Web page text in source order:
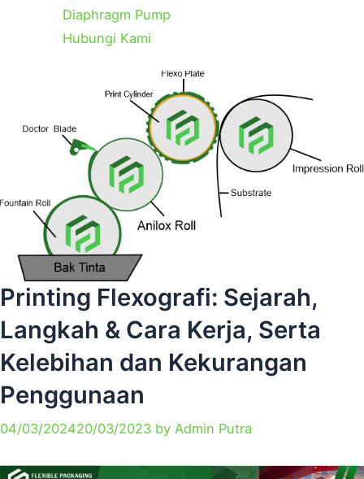
Diaphragm Pump
Hubungi Kami
Printing Flexografi: Sejarah,
Langkah & Cara Kerja, Serta
Kelebihan dan Kekurangan
Penggunaan
04/03/202420/03/2023 by Admin Putra